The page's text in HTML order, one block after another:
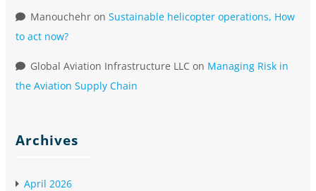
Manouchehr on Sustainable helicopter operations, How
to act now?
Global Aviation Infrastructure LLC on Managing Risk in
the Aviation Supply Chain
Archives
April 2026